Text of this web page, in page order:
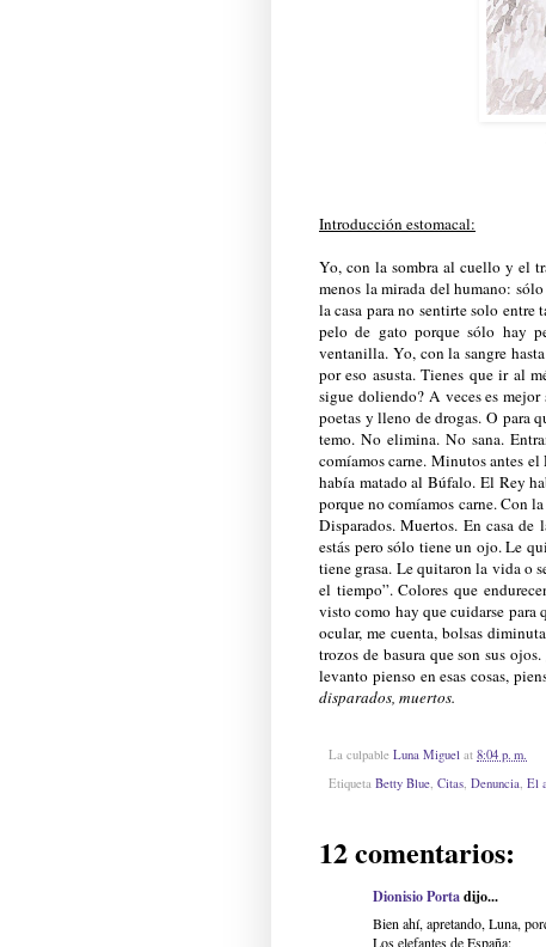
Introducción estomacal:
Yo, con la sombra al cuello y el
menos la mirada del humano:
la casa para no sentirte solo entre
pelo de gato porque sólo hay
ventanilla. Yo, con la sangre
por eso asusta. Tienes que ir al
sigue doliendo? A veces es
poetas y lleno de drogas. O para
temo. No elimina. No sana.
comíamos carne. Minutos antes
había matado al Búfalo. El Rey
porque no comíamos carne. Con
Disparados. Muertos. En casa
estás pero sólo tiene un ojo. Le
tiene grasa. Le quitaron la vida o
el tiempo”. Colores que
visto como hay que cuidarse para
ocular, me cuenta, bolsas
trozos de basura que son sus
levanto pienso en esas cosas,
disparados, muertos.
La culpable Luna Miguel at 8:04 p. m.
Etiqueta Betty Blue, Citas, Denuncia, El
12 comentarios:
Dionisio Portadijo...
Bien ahí, apretando, Luna,
Los elefantes de España: